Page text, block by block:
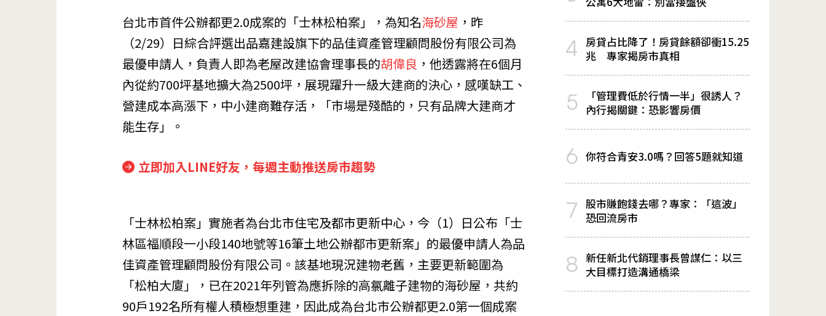
台北市首件公辦都更2.0成案的「士林松柏案」，為知名海砂屋 ，昨
（2/29）日綜合評選出品嘉建設旗下的品佳資產管理顧問股份有限公司為
最優申請人，負責人即為老屋改建協會理事長的胡偉良 ，他透露將在6個月
內從約700坪基地擴大為2500坪，展現躍升一級大建商的決心，感嘆缺工、
營建成本高漲下，中小建商難存活，「市場是殘酷的，只有品牌大建商才
能生存」。
立即加入LINE好友，每週主動推送房市趨勢
「士林松柏案」實施者為台北市住宅及都市更新中心 ，今（1）日公布「士
林區福順段一小段140地號等16筆土地公辦都市更新案」的最優申請人為品
佳資產管理顧問股份有限公司。該基地現況建物老舊，主要更新範圍為
「松柏大廈」，已在2021年列管為應拆除的高氯離子建物的海砂屋，共約
90戶192名所有權人積極想重建，因此成為台北市公辦都更2.0第一個成案
4 房貸占比降了！房貸餘額卻衝15.25
兆 專家揭房市真相
5
「管理費低於行情一半」很誘人？
內行揭關鍵：恐影響房價
6 你符合青安3.0嗎？回答5題就知道
7 股市賺飽錢去哪？專家：「這波」
恐回流房市
8 新任新北代銷理事長曾謀仁：以三
大目標打造溝通橋梁